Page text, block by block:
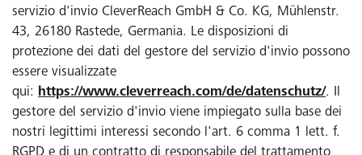
servizio d'invio CleverReach GmbH & Co. KG, Mühlenstr.
43, 26180 Rastede, Germania. Le disposizioni di
protezione dei dati del gestore del servizio d'invio possono
essere visualizzate
qui: https://www.cleverreach.com/de/datenschutz/. Il
gestore del servizio d'invio viene impiegato sulla base dei
nostri legittimi interessi secondo l'art. 6 comma 1 lett. f.